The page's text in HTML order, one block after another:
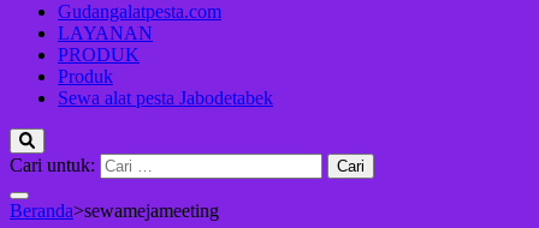
Gudangalatpesta.com
LAYANAN
PRODUK
Produk
Sewa alat pesta Jabodetabek
Cari untuk:
Beranda>sewamejameeting